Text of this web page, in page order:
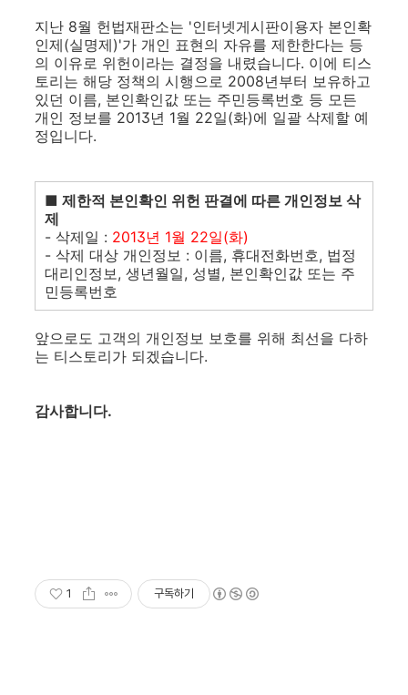
지난 8월 헌법재판소는 '인터넷게시판이용자 본인확
인제(실명제)'가 개인 표현의 자유를 제한한다는 등
의 이유로 위헌이라는 결정을 내렸습니다. 이에 티스
토리는 해당 정책의 시행으로 2008년부터 보유하고
있던 이름, 본인확인값 또는 주민등록번호 등 모든
개인 정보를 2013년 1월 22일(화)에 일괄 삭제할 예
정입니다.
■ 제한적 본인확인 위헌 판결에 따른 개인정보 삭
제
- 삭제일 : 2013년 1월 22일(화)
- 삭제 대상 개인정보 : 이름, 휴대전화번호, 법정
대리인정보, 생년월일, 성별, 본인확인값 또는 주
민등록번호
앞으로도 고객의 개인정보 보호를 위해 최선을 다하
는 티스토리가 되겠습니다.
감사합니다.
1 구독하기